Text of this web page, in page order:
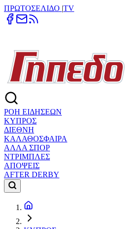
ΠΡΩΤΟΣΕΛΙΔΟ |TV
ΡΟΗ ΕΙΔΗΣΕΩΝ
ΚΥΠΡΟΣ
ΔΙΕΘΝΗ
ΚΑΛΑΘΟΣΦΑΙΡΑ
ΑΛΛΑ ΣΠΟΡ
ΝΤΡΙΜΠΛΕΣ
ΑΠΟΨΕΙΣ
AFTER DERBY